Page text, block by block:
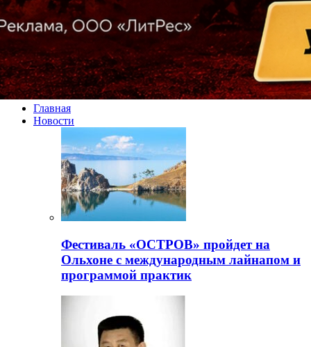
Главная
Новости
Фестиваль «ОСТРОВ» пройдет на
Ольхоне с международным лайнапом и
программой практик